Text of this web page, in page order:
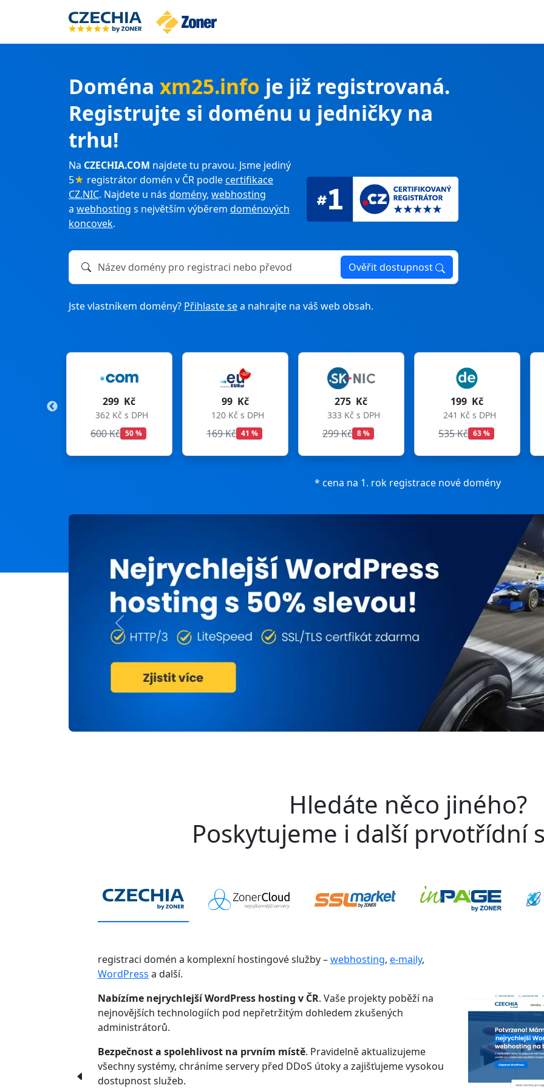
Doména xm25.info je již registrovaná.
Registrujte si doménu u jedničky na
trhu!
Na CZECHIA.COM najdete tu pravou. Jsme jediný
5★ registrátor domén v ČR podlecertifikace
CZ.NIC. Najdete u nás domény, webhosting
a webhosting s největším výběrem doménových
koncovek.
Název domény k registraci nebo převodu Ověřit dostupnost
Jste vlastníkem domény? Přihlaste sea nahrajte na váš web obsah.
99 Kč
120 Kč s DPH
169 Kč 41 %
275 Kč
333 Kč s DPH
299 Kč 8 %
199 Kč
241 Kč s DPH
535 Kč 63 %
199 Kč
241 Kč s DPH
699 Kč 72 %
* cena na 1. rok registrace nové domény
Previous
Hledáte něco jiného?
Poskytujeme i další prvotřídní
registraci domén a komplexní hostingové služby –webhosting, e-maily,
WordPress a další.
Nabízíme nejrychlejší WordPress hosting v ČR. Vaše projekty poběží na
nejnovějších technologiích pod nepřetržitým dohledem zkušených
administrátorů.
Bezpečnost a spolehlivost na prvním místě. Pravidelně aktualizujeme
všechny systémy, chráníme servery před DDoS útoky a zajišťujeme vysokou
dostupnost služeb.